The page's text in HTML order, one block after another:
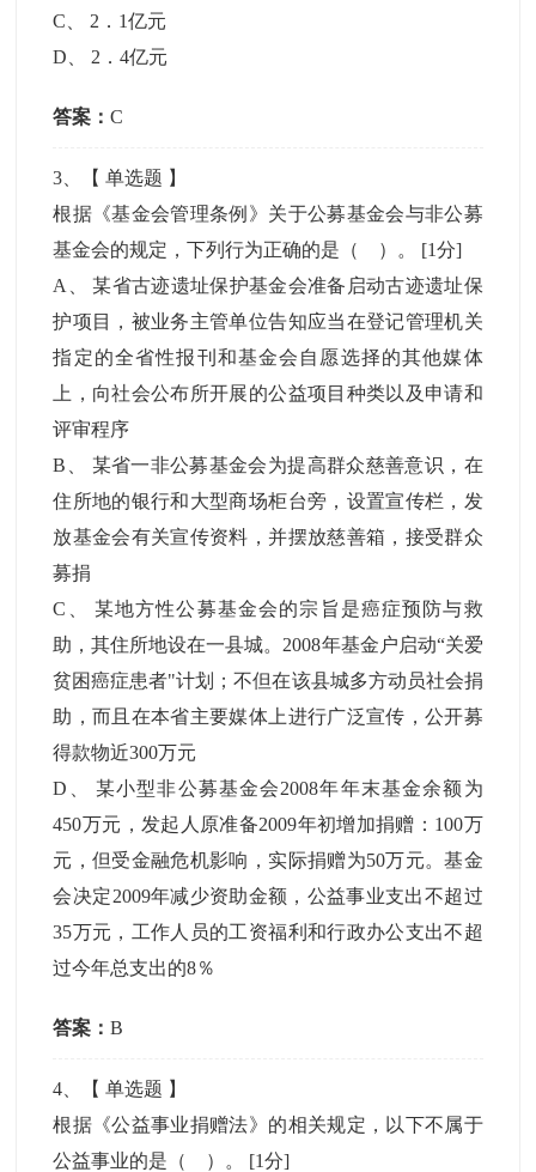
C
2．1亿元
D
2．4亿元
答案：C
3 、【单选题 】
根据《基金会管理条例》关于公募基金会与非公募
基金会的规定，下列行为正确的是（ ）。 [1分]
A
、某省古迹遗址保护基金会准备启动古迹遗址保
护项目，被业务主管单位告知应当在登记管理机关
指定的全省性报刊和基金会自愿选择的其他媒体
上，向社会公布所开展的公益项目种类以及申请和
评审程序
B
某省一非公募基金会为提高群众慈善意识，在
住所地的银行和大型商场柜台旁，设置宣传栏，发
放基金会有关宣传资料，并摆放慈善箱，接受群众
募捐
C
某地方性公募基金会的宗旨是癌症预防与救
助，其住所地设在一县城。2008年基金户启动“关爱
贫困癌症患者"计划；不但在该县城多方动员社会捐
助，而且在本省主要媒体上进行广泛宣传，公开募
得款物近300万元
D
某小型非公募基金会2008年年末基金余额为
450万元，发起人原准备2009年初增加捐赠：100万
元，但受金融危机影响，实际捐赠为50万元。基金
会决定2009年减少资助金额，公益事业支出不超过
35万元，工作人员的工资福利和行政办公支出不超
过今年总支出的8％
答案：B
4 、【单选题 】
根据《公益事业捐赠法》的相关规定，以下不属于
公益事业的是（ ）。 [1分]